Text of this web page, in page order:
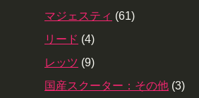
マジェスティ (61)
リード (4)
レッツ (9)
国産スクーター：その他 (3)